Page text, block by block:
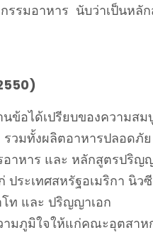
รมอาหาร นับว่าเป็นหลั
อได้เปรียบของความส
วมทั้งผลิตอาหารปลอดภั
าหาร และ หลักสูตรปริญ
ระเทศสหรัฐอเมริกา นิ
ท และ ปริญญาเอก
มภูมิใจให้แก่คณะอุตสา